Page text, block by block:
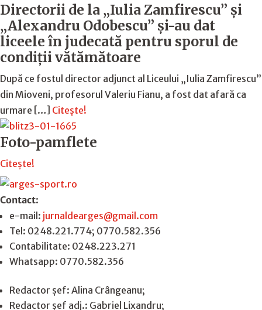
Directorii de la „Iulia Zamfirescu” și
„Alexandru Odobescu” și-au dat
liceele în judecată pentru sporul de
condiții vătămătoare
După ce fostul director adjunct al Liceului „Iulia Zamfirescu”
din Mioveni, profesorul Valeriu Fianu, a fost dat afară ca
urmare […] Citește!
Foto-pamflete
Citește!
Contact:
e-mail: jurnaldearges@gmail.com
Tel: 0248.221.774; 0770.582.356
Contabilitate: 0248.223.271
Whatsapp: 0770.582.356
Redactor șef: Alina Crângeanu;
Redactor șef adj.: Gabriel Lixandru;